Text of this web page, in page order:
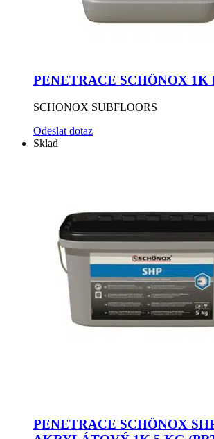
PENETRACE SCHÖNOX 1K
SCHONOX SUBFLOORS
Odeslat dotaz
Sklad
PENETRACE SCHÖNOX